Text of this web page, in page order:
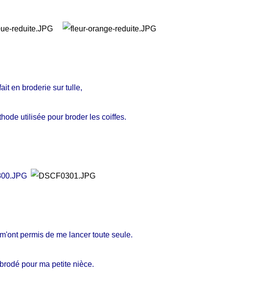
en broderie sur tulle,
utilisée pour broder les coiffes.
permis de me lancer toute seule.
pour ma petite nièce.